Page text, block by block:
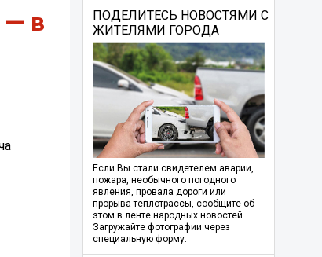
— в
ПОДЕЛИТЕСЬ НОВОСТЯМИ С
ЖИТЕЛЯМИ ГОРОДА
Если Вы стали свидетелем аварии,
пожара, необычного погодного
явления, провала дороги или
прорыва теплотрассы, сообщите об
этом в ленте народных новостей.
Загружайте фотографии через
специальную форму.